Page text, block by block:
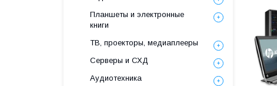
Планшеты и электронные
книги
ТВ, проекторы, медиаплееры
Серверы и СХД
Аудиотехника